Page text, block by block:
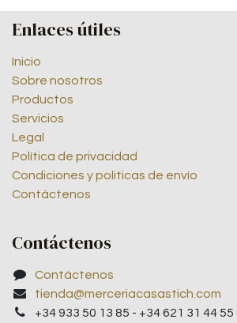
Enlaces útiles
Inicio
Sobre nosotros
Productos
Servicios
Legal
Política de privacidad
Condiciones y politicas de envío
Contáctenos
Contáctenos
Contáctenos
tienda@merceriacasastich.com
+34 933 50 13 85 - +34 621 31 44